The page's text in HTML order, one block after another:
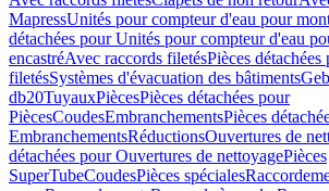
MapressUnités pour compteur d'eau pour
détachées pour Unités pour compteur d'eau
encastréAvec raccords filetésPièces
filetésSystèmes d'évacuation des bâtiments
db20TuyauxPiècesPièces détachées pour
PiècesCoudesEmbranchementsPièces
EmbranchementsRéductionsOuvertures de
détachées pour Ouvertures de nettoyagePièces
SuperTubeCoudesPièces spéciales